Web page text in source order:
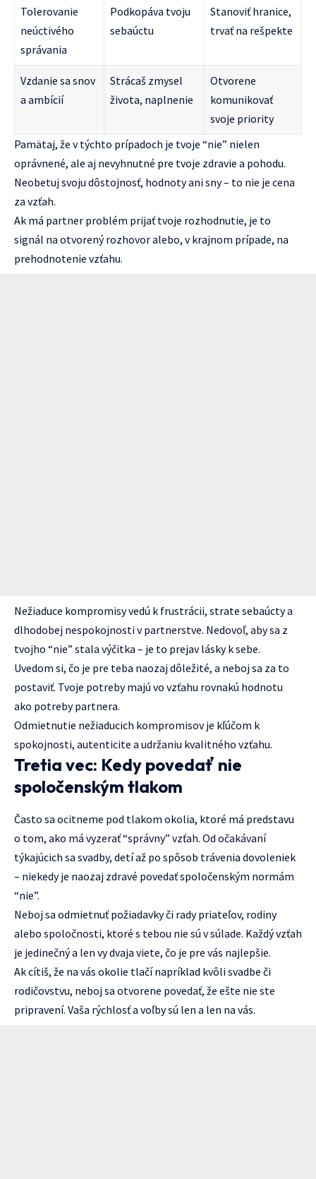
Tolerovanie
neúctivého
správania
Podkopáva tvoju
sebaúctu
Stanoviť hranice,
trvať na rešpekte
Vzdanie sa snov
a ambícií
Strácaš zmysel
života, naplnenie
Otvorene
komunikovať
svoje priority
Pamätaj, že v týchto prípadoch je tvoje “nie” nielen
oprávnené, ale aj nevyhnutné pre tvoje zdravie a pohodu.
Neobetuj svoju dôstojnosť, hodnoty ani sny – to nie je cena
za vzťah.
Ak má partner problém prijať tvoje rozhodnutie, je to
signál na otvorený rozhovor alebo, v krajnom prípade, na
prehodnotenie vzťahu.
Nežiaduce kompromisy vedú k frustrácii, strate sebaúcty a
dlhodobej nespokojnosti v partnerstve. Nedovoľ, aby sa z
tvojho “nie” stala výčitka – je to prejav lásky k sebe.
Uvedom si, čo je pre teba naozaj dôležité, a neboj sa za to
postaviť. Tvoje potreby majú vo vzťahu rovnakú hodnotu
ako potreby partnera.
Odmietnutie nežiaducich kompromisov je kľúčom k
spokojnosti, autenticite a udržaniu kvalitného vzťahu.
Tretia vec: Kedy povedať nie
spoločenským tlakom
Často sa ocitneme pod tlakom okolia, ktoré má predstavu
o tom, ako má vyzerať “správny” vzťah. Od očakávaní
týkajúcich sa svadby, detí až po spôsob trávenia dovoleniek
– niekedy je naozaj zdravé povedať spoločenským normám
“nie”.
Neboj sa odmietnuť požiadavky či rady priateľov, rodiny
alebo spoločnosti, ktoré s tebou nie sú v súlade. Každý vzťah
je jedinečný a len vy dvaja viete, čo je pre vás najlepšie.
Ak cítiš, že na vás okolie tlačí napríklad kvôli svadbe či
rodičovstvu, neboj sa otvorene povedať, že ešte nie ste
pripravení. Vaša rýchlosť a voľby sú len a len na vás.